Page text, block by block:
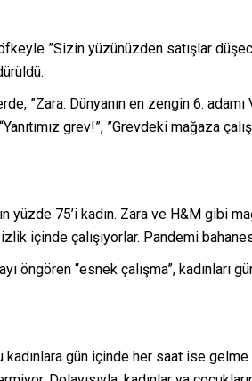
”Sizin yüzünüzden satışlar
”Zara: Dünyanın en zengin 6.
grev!”, ”Grevdeki mağaza
yüzde 75’i kadın. Zara ve H&M gibi
içinde çalışıyorlar. Pandemi
öngören “esnek çalışma”,
gün içinde her saat ise gelme